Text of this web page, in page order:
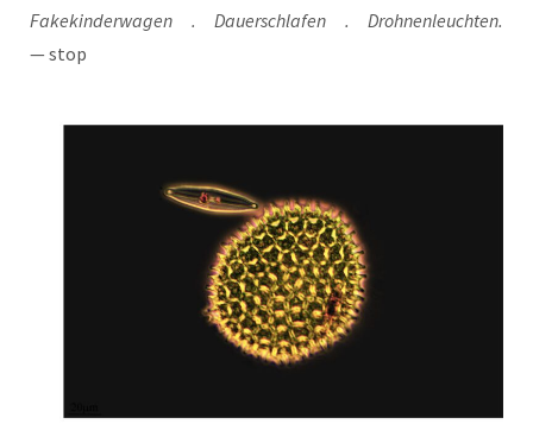
Fake­kin­der­wa­gen . Dau­er­schla­fen . Droh­nen­leuch­ten.
— stop